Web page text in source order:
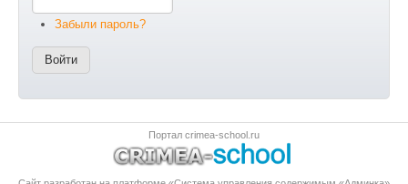
Забыли пароль?
Портал crimea-school.ru